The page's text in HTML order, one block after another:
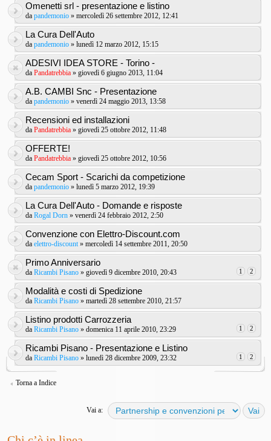
Omenetti srl - presentazione e listino
da pandemonio » mercoledì 26 settembre 2012, 12:41
La Cura Dell'Auto
da pandemonio » lunedì 12 marzo 2012, 15:15
ADESIVI IDEA STORE - Torino -
da Pandatrebbia » giovedì 6 giugno 2013, 11:04
A.B. CAMBI Snc - Presentazione
da pandemonio » venerdì 24 maggio 2013, 13:58
Recensioni ed installazioni
da Pandatrebbia » giovedì 25 ottobre 2012, 11:48
OFFERTE!
da Pandatrebbia » giovedì 25 ottobre 2012, 10:56
Cecam Sport - Scarichi da competizione
da pandemonio » lunedì 5 marzo 2012, 19:39
La Cura Dell'Auto - Domande e risposte
da Rogal Dorn » venerdì 24 febbraio 2012, 2:50
Convenzione con Elettro-Discount.com
da elettro-discount» mercoledì 14 settembre 2011, 20:50
Primo Anniversario
1 2
da Ricambi Pisano » giovedì 9 dicembre 2010, 20:43
Modalità e costi di Spedizione
da Ricambi Pisano » martedì 28 settembre 2010, 21:57
Listino prodotti Carrozzeria
1 2
da Ricambi Pisano » domenica 11 aprile 2010, 23:29
Ricambi Pisano - Presentazione e Listino
1 2
da Ricambi Pisano » lunedì 28 dicembre 2009, 23:32
Torna a Indice
Vai a: